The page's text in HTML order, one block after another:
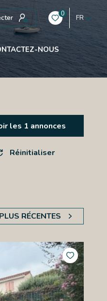
0 FR
NOUS
les 1 annonces
Réinitialiser
RÉCENTES